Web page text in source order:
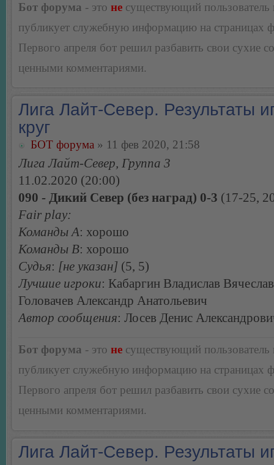
Бот форума - это не существующий пользователь
публикует служебную информацию на страницах
Первого апреля бот решил разбавить свои сухие
ценными комментариями.
Лига Лайт-Север. Результаты
круг
БОТ форума » 11 фев 2020, 21:58
Лига Лайт-Север, Группа 3
11.02.2020 (20:00)
090 - Дикий Север (без наград) 0-3 (17-25,
Fair play:
Команды А: хорошо
Команды В: хорошо
Судья: [не указан] (5, 5)
Лучшие игроки: Кабаргин Владислав
Головачев Александр Анатольевич
Автор сообщения: Лосев Денис
Бот форума - это не существующий пользователь
публикует служебную информацию на страницах
Первого апреля бот решил разбавить свои сухие
ценными комментариями.
Лига Лайт-Север. Результаты